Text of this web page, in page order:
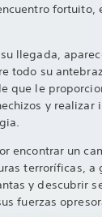
fortuito,
llegada,
todo su
que le
y realizar
encontrar un
terroríficas, a
y descubrir
fuerzas